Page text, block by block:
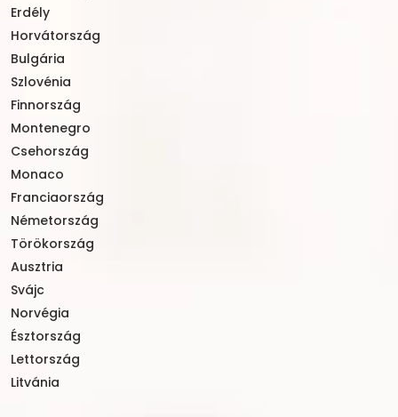
Erdély
Horvátország
Bulgária
Szlovénia
Finnország
Montenegro
Csehország
Monaco
Franciaország
Németország
Törökország
Ausztria
Svájc
Norvégia
Észtország
Lettország
Litvánia